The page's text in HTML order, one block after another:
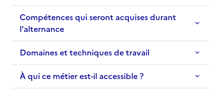
Compétences qui seront acquises durant
l'alternance
Domaines et techniques de travail
À qui ce métier est-il accessible ?